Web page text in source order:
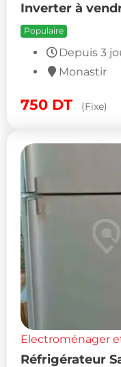
Inverter à
Populaire
Depuis 3
Monastir
750 DT (Fixe)
Electroménager
Réfrigérateur